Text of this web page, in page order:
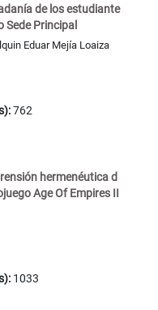
de los estudiante
Sede Principal
Eduar Mejía Loaiza
762
hermenéutica d
Age Of Empires II
1033